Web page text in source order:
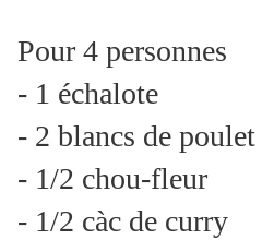
Pour 4 personnes
- 1 échalote
- 2 blancs de poulet
- 1/2 chou-fleur
- 1/2 càc de curry